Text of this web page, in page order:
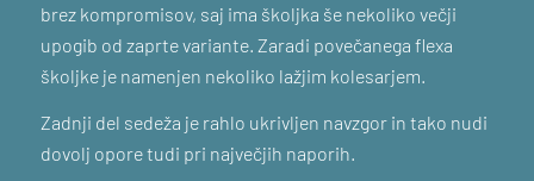
brez kompromisov, saj ima školjka še nekoliko večji
upogib od zaprte variante. Zaradi povečanega flexa
školjke je namenjen nekoliko lažjim kolesarjem.
Zadnji del sedeža je rahlo ukrivljen navzgor in tako nudi
dovolj opore tudi pri največjih naporih.